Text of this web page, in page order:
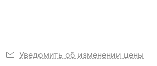
закаленное
Уведомить об изменении цены